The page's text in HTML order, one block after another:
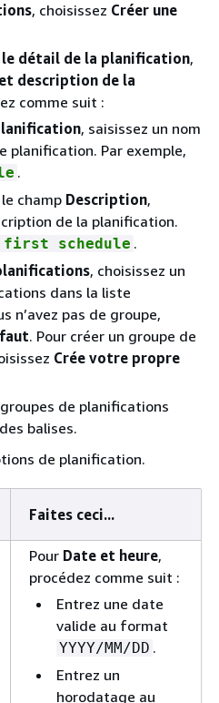
, choisissez Créer une
détail de la planification,
description de la
comme suit :
, saisissez un nom
planification. Par exemple,
.
champ Description,
de la planification.
first schedule .
, choisissez un
dans la liste
n’avez pas de groupe,
. Pour créer un groupe de
Crée votre propre
de planifications
balises.
de planification.
Faites ceci...
Pour Date et heure,
procédez comme suit :
Entrez une date
valide au format
YYYY/MM/DD .
Entrez un
horodatage au